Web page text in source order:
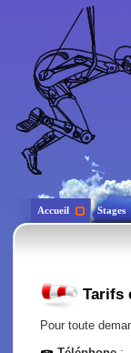
Accueil Stages
Tarifs
Pour toute